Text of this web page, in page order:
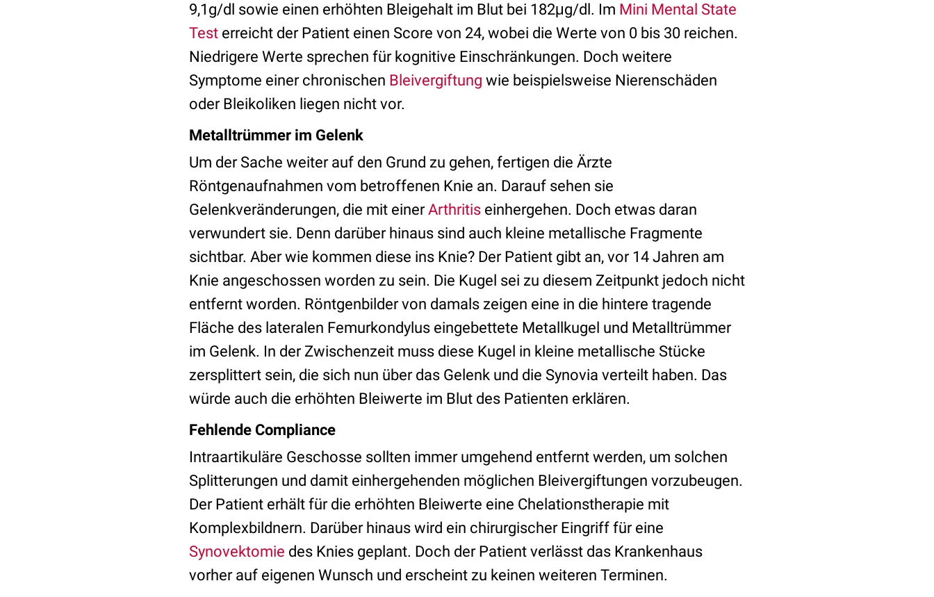
9,1g/dl sowie einen erhöhten Bleigehalt im Blut bei 182μg/dl. Im Mini Mental State
Test erreicht der Patient einen Score von 24, wobei die Werte von 0 bis 30 reichen.
Niedrigere Werte sprechen für kognitive Einschränkungen. Doch weitere
Symptome einer chronischen Bleivergiftung wie beispielsweise Nierenschäden
oder Bleikoliken liegen nicht vor.
Metalltrümmer im Gelenk
Um der Sache weiter auf den Grund zu gehen, fertigen die Ärzte
Röntgenaufnahmen vom betroffenen Knie an. Darauf sehen sie
Gelenkveränderungen, die mit einerArthritis einhergehen. Doch etwas daran
verwundert sie. Denn darüber hinaus sind auch kleine metallische Fragmente
sichtbar. Aber wie kommen diese ins Knie? Der Patient gibt an, vor 14 Jahren am
Knie angeschossen worden zu sein. Die Kugel sei zu diesem Zeitpunkt jedoch nicht
entfernt worden. Röntgenbilder von damals zeigen eine in die hintere tragende
Fläche des lateralen Femurkondylus eingebettete Metallkugel und Metalltrümmer
im Gelenk. In der Zwischenzeit muss diese Kugel in kleine metallische Stücke
zersplittert sein, die sich nun über das Gelenk und die Synovia verteilt haben. Das
würde auch die erhöhten Bleiwerte im Blut des Patienten erklären.
Fehlende Compliance
Intraartikuläre Geschosse sollten immer umgehend entfernt werden, um solchen
Splitterungen und damit einhergehenden möglichen Bleivergiftungen vorzubeugen.
Der Patient erhält für die erhöhten Bleiwerte eine Chelationstherapie mit
Komplexbildnern. Darüber hinaus wird ein chirurgischer Eingriff für eine
Synovektomie des Knies geplant. Doch der Patient verlässt das Krankenhaus
vorher auf eigenen Wunsch und erscheint zu keinen weiteren Terminen.